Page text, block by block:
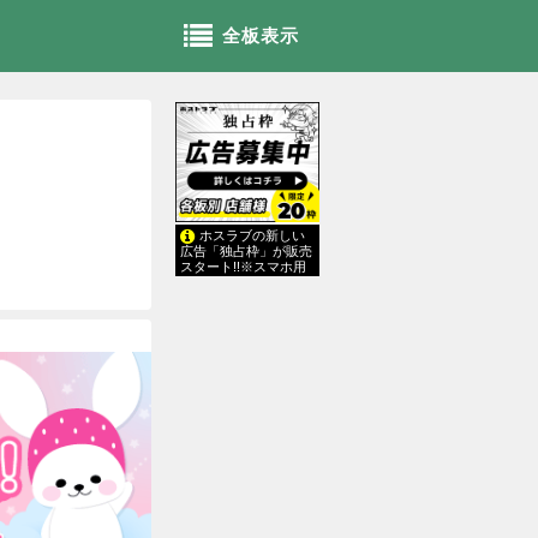
全板表示
ホスラブの新しい
広告「独占枠」が販売
スタート!!※スマホ用